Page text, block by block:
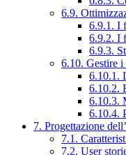
6.9.
6.9.1. I
6.9.2. I
6.9.3.
6.10. Gestire i
6.10.1.
6.10.2.
6.10.3.
6.10.4.
7. Progettazione
7.1.
7.2. User